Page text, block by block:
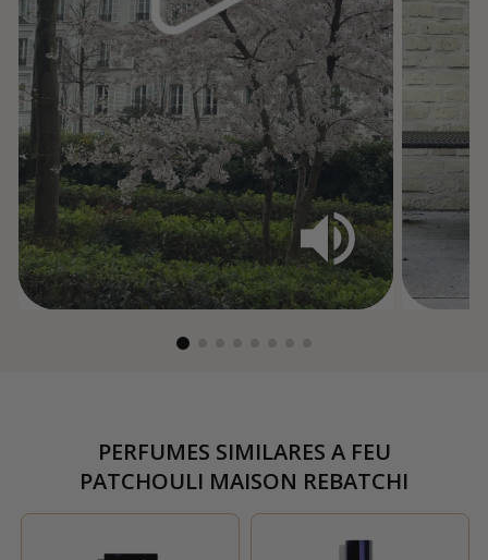
PERFUMES SIMILARES AFEU
PATCHOULI MAISON REBATCHI